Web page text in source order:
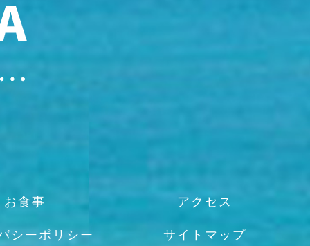
お食事 アクセス
シーポリシー サイトマップ